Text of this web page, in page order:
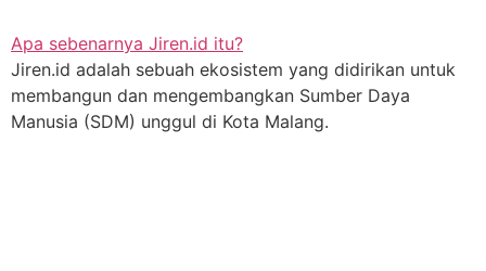
Apa sebenarnya Jiren.id itu?
Jiren.id adalah sebuah ekosistem yang didirikan untuk
membangun dan mengembangkan Sumber Daya
Manusia (SDM) unggul di Kota Malang.